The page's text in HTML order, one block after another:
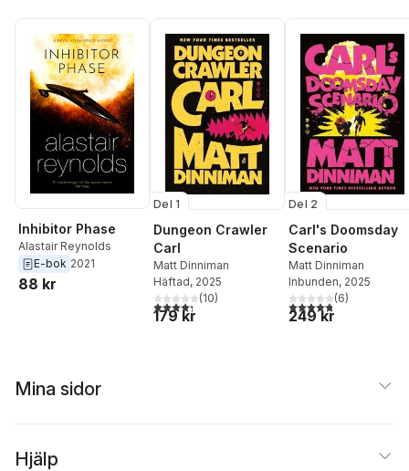
Inhibitor Phase
Alastair Reynolds
E-bok 2021
88 kr
Del 1
Dungeon Crawler
Carl
Matt Dinniman
Häftad, 2025
4,3utav 5 stjärnor. Totalt antal röster:
(10)
179 kr
Del 2
Carl's Doomsday
Scenario
Matt Dinniman
Inbunden, 2025
4,8utav 5 stjärnor.
(6)
249 kr
Mina sidor
Hjälp